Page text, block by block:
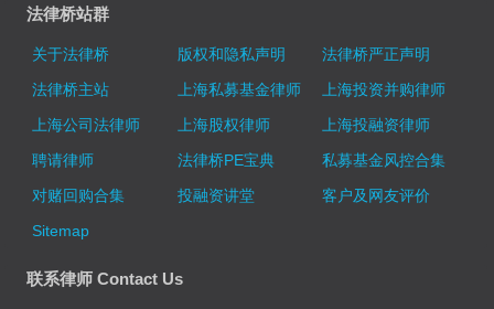
法律桥站群
关于法律桥 版权和隐私声明
法律桥严正声明
法律桥主站
上海私募基金律师
上海投资并购律师
上海公司法律师
上海股权律师
上海投融资律师
聘请律师
法律桥PE宝典
私募基金风控合集
对赌回购合集
投融资讲堂
客户及网友评价
Sitemap
联系律师 Contact Us